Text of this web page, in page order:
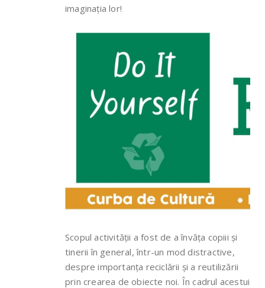
imaginația lor!
Scopul activității a fost de a învăța copiii și
tinerii în general, într-un mod distractive,
despre importanța reciclării și a reutilizării
prin crearea de obiecte noi. În cadrul acestui